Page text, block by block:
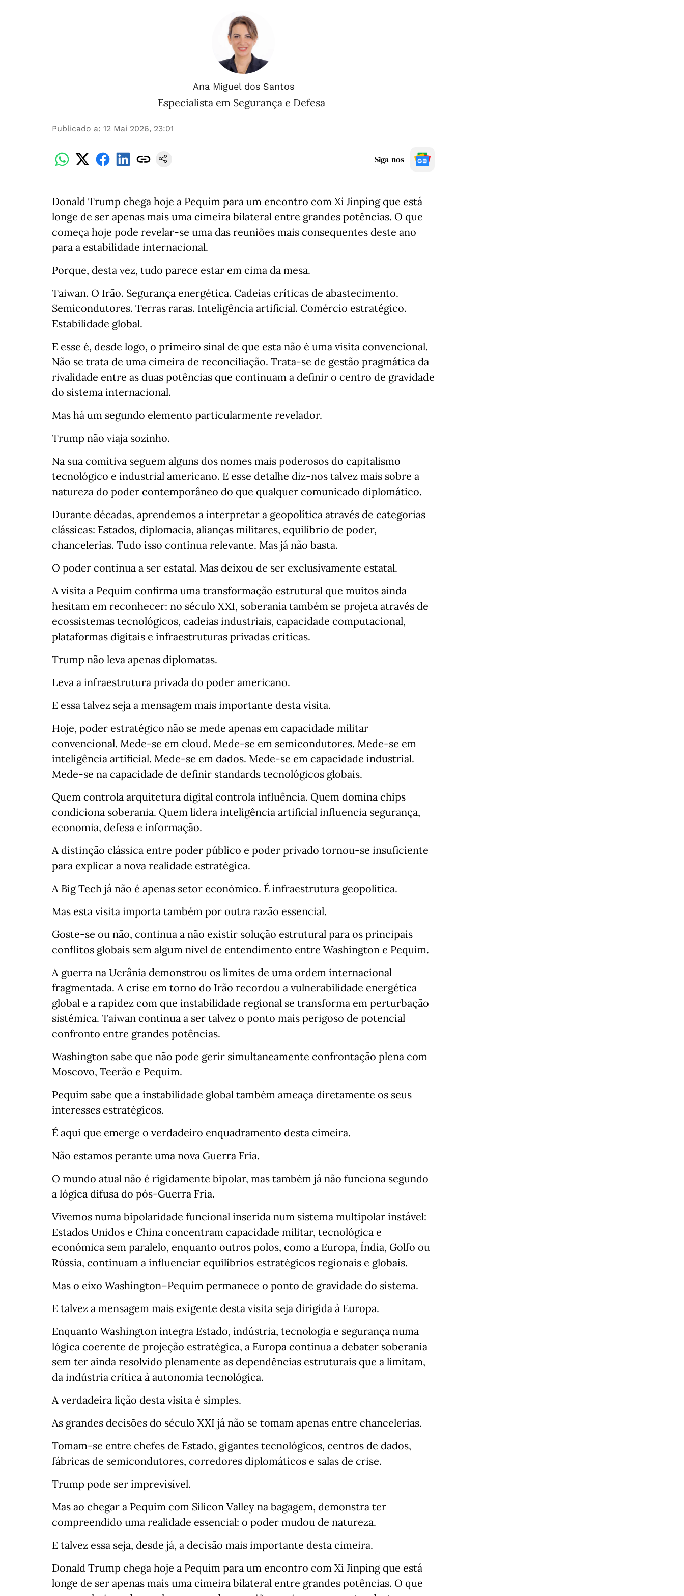
Ana Miguel dos Santos
Especialista em Segurança e Defesa
Publicado a: 12 Mai 2026, 23:01
Siga-nos
Donald Trump chega hoje a Pequim para um encontro com Xi Jinping que está
longe de ser apenas mais uma cimeira bilateral entre grandes potências. O que
começa hoje pode revelar-se uma das reuniões mais consequentes deste ano
para a estabilidade internacional.
Porque, desta vez, tudo parece estar em cima da mesa.
Taiwan. O Irão. Segurança energética. Cadeias críticas de abastecimento.
Semicondutores. Terras raras. Inteligência artificial. Comércio estratégico.
Estabilidade global.
E esse é, desde logo, o primeiro sinal de que esta não é uma visita convencional.
Não se trata de uma cimeira de reconciliação. Trata-se de gestão pragmática da
rivalidade entre as duas potências que continuam a definir o centro de gravidade
do sistema internacional.
Mas há um segundo elemento particularmente revelador.
Trump não viaja sozinho.
Na sua comitiva seguem alguns dos nomes mais poderosos do capitalismo
tecnológico e industrial americano. E esse detalhe diz-nos talvez mais sobre a
natureza do poder contemporâneo do que qualquer comunicado diplomático.
Durante décadas, aprendemos a interpretar a geopolítica através de categorias
clássicas: Estados, diplomacia, alianças militares, equilíbrio de poder,
chancelerias. Tudo isso continua relevante. Mas já não basta.
O poder continua a ser estatal. Mas deixou de ser exclusivamente estatal.
A visita a Pequim confirma uma transformação estrutural que muitos ainda
hesitam em reconhecer: no século XXI, soberania também se projeta através de
ecossistemas tecnológicos, cadeias industriais, capacidade computacional,
plataformas digitais e infraestruturas privadas críticas.
Trump não leva apenas diplomatas.
Leva a infraestrutura privada do poder americano.
E essa talvez seja a mensagem mais importante desta visita.
Hoje, poder estratégico não se mede apenas em capacidade militar
convencional. Mede-se em cloud. Mede-se em semicondutores. Mede-se em
inteligência artificial. Mede-se em dados. Mede-se em capacidade industrial.
Mede-se na capacidade de definir standards tecnológicos globais.
Quem controla arquitetura digital controla influência. Quem domina chips
condiciona soberania. Quem lidera inteligência artificial influencia segurança,
economia, defesa e informação.
A distinção clássica entre poder público e poder privado tornou-se insuficiente
para explicar a nova realidade estratégica.
A Big Tech já não é apenas setor económico. É infraestrutura geopolítica.
Mas esta visita importa também por outra razão essencial.
Goste-se ou não, continua a não existir solução estrutural para os principais
conflitos globais sem algum nível de entendimento entre Washington e Pequim.
A guerra na Ucrânia demonstrou os limites de uma ordem internacional
fragmentada. A crise em torno do Irão recordou a vulnerabilidade energética
global e a rapidez com que instabilidade regional se transforma em perturbação
sistémica. Taiwan continua a ser talvez o ponto mais perigoso de potencial
confronto entre grandes potências.
Washington sabe que não pode gerir simultaneamente confrontação plena com
Moscovo, Teerão e Pequim.
Pequim sabe que a instabilidade global também ameaça diretamente os seus
interesses estratégicos.
É aqui que emerge o verdadeiro enquadramento desta cimeira.
Não estamos perante uma nova Guerra Fria.
O mundo atual não é rigidamente bipolar, mas também já não funciona segundo
a lógica difusa do pós-Guerra Fria.
Vivemos numa bipolaridade funcional inserida num sistema multipolar instável:
Estados Unidos e China concentram capacidade militar, tecnológica e
económica sem paralelo, enquanto outros polos, como a Europa, Índia, Golfo ou
Rússia, continuam a influenciar equilíbrios estratégicos regionais e globais.
Mas o eixo Washington–Pequim permanece o ponto de gravidade do sistema.
E talvez a mensagem mais exigente desta visita seja dirigida à Europa.
Enquanto Washington integra Estado, indústria, tecnologia e segurança numa
lógica coerente de projeção estratégica, a Europa continua a debater soberania
sem ter ainda resolvido plenamente as dependências estruturais que a limitam,
da indústria crítica à autonomia tecnológica.
A verdadeira lição desta visita é simples.
As grandes decisões do século XXI já não se tomam apenas entre chancelerias.
Tomam-se entre chefes de Estado, gigantes tecnológicos, centros de dados,
fábricas de semicondutores, corredores diplomáticos e salas de crise.
Trump pode ser imprevisível.
Mas ao chegar a Pequim com Silicon Valley na bagagem, demonstra ter
compreendido uma realidade essencial: o poder mudou de natureza.
E talvez essa seja, desde já, a decisão mais importante desta cimeira.
Donald Trump chega hoje a Pequim para um encontro com Xi Jinping que está
longe de ser apenas mais uma cimeira bilateral entre grandes potências. O que